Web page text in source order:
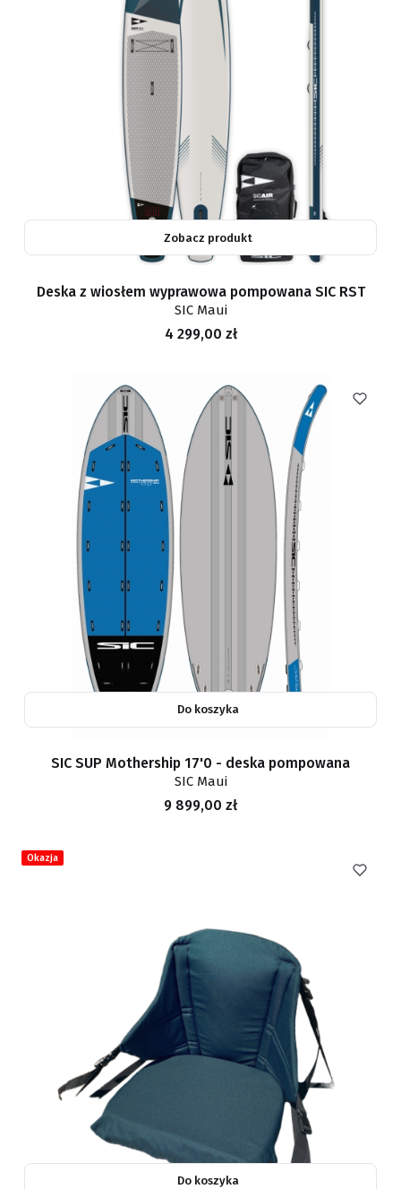
Zobacz produkt
Deska z wiosłem wyprawowa pompowana SIC RST
SIC Maui
Cena
4 299,00 zł
Do koszyka
SIC SUP Mothership 17'0 - deska pompowana
SIC Maui
Cena
9 899,00 zł
Okazja
Do koszyka